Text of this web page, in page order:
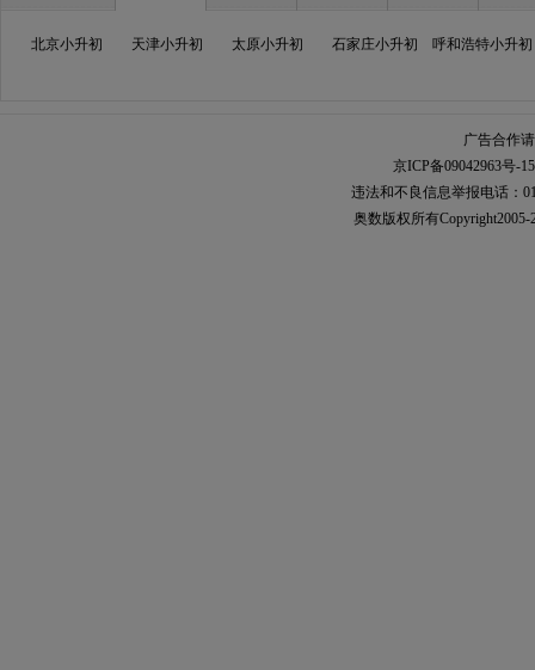
北京小升初 天津小升初 太原小升初 石家庄小升初 呼和浩特小升初
广告合作
京ICP备09042963号-15
违法和不良信息举报电话：
奥数 版权所有Copyright2005-